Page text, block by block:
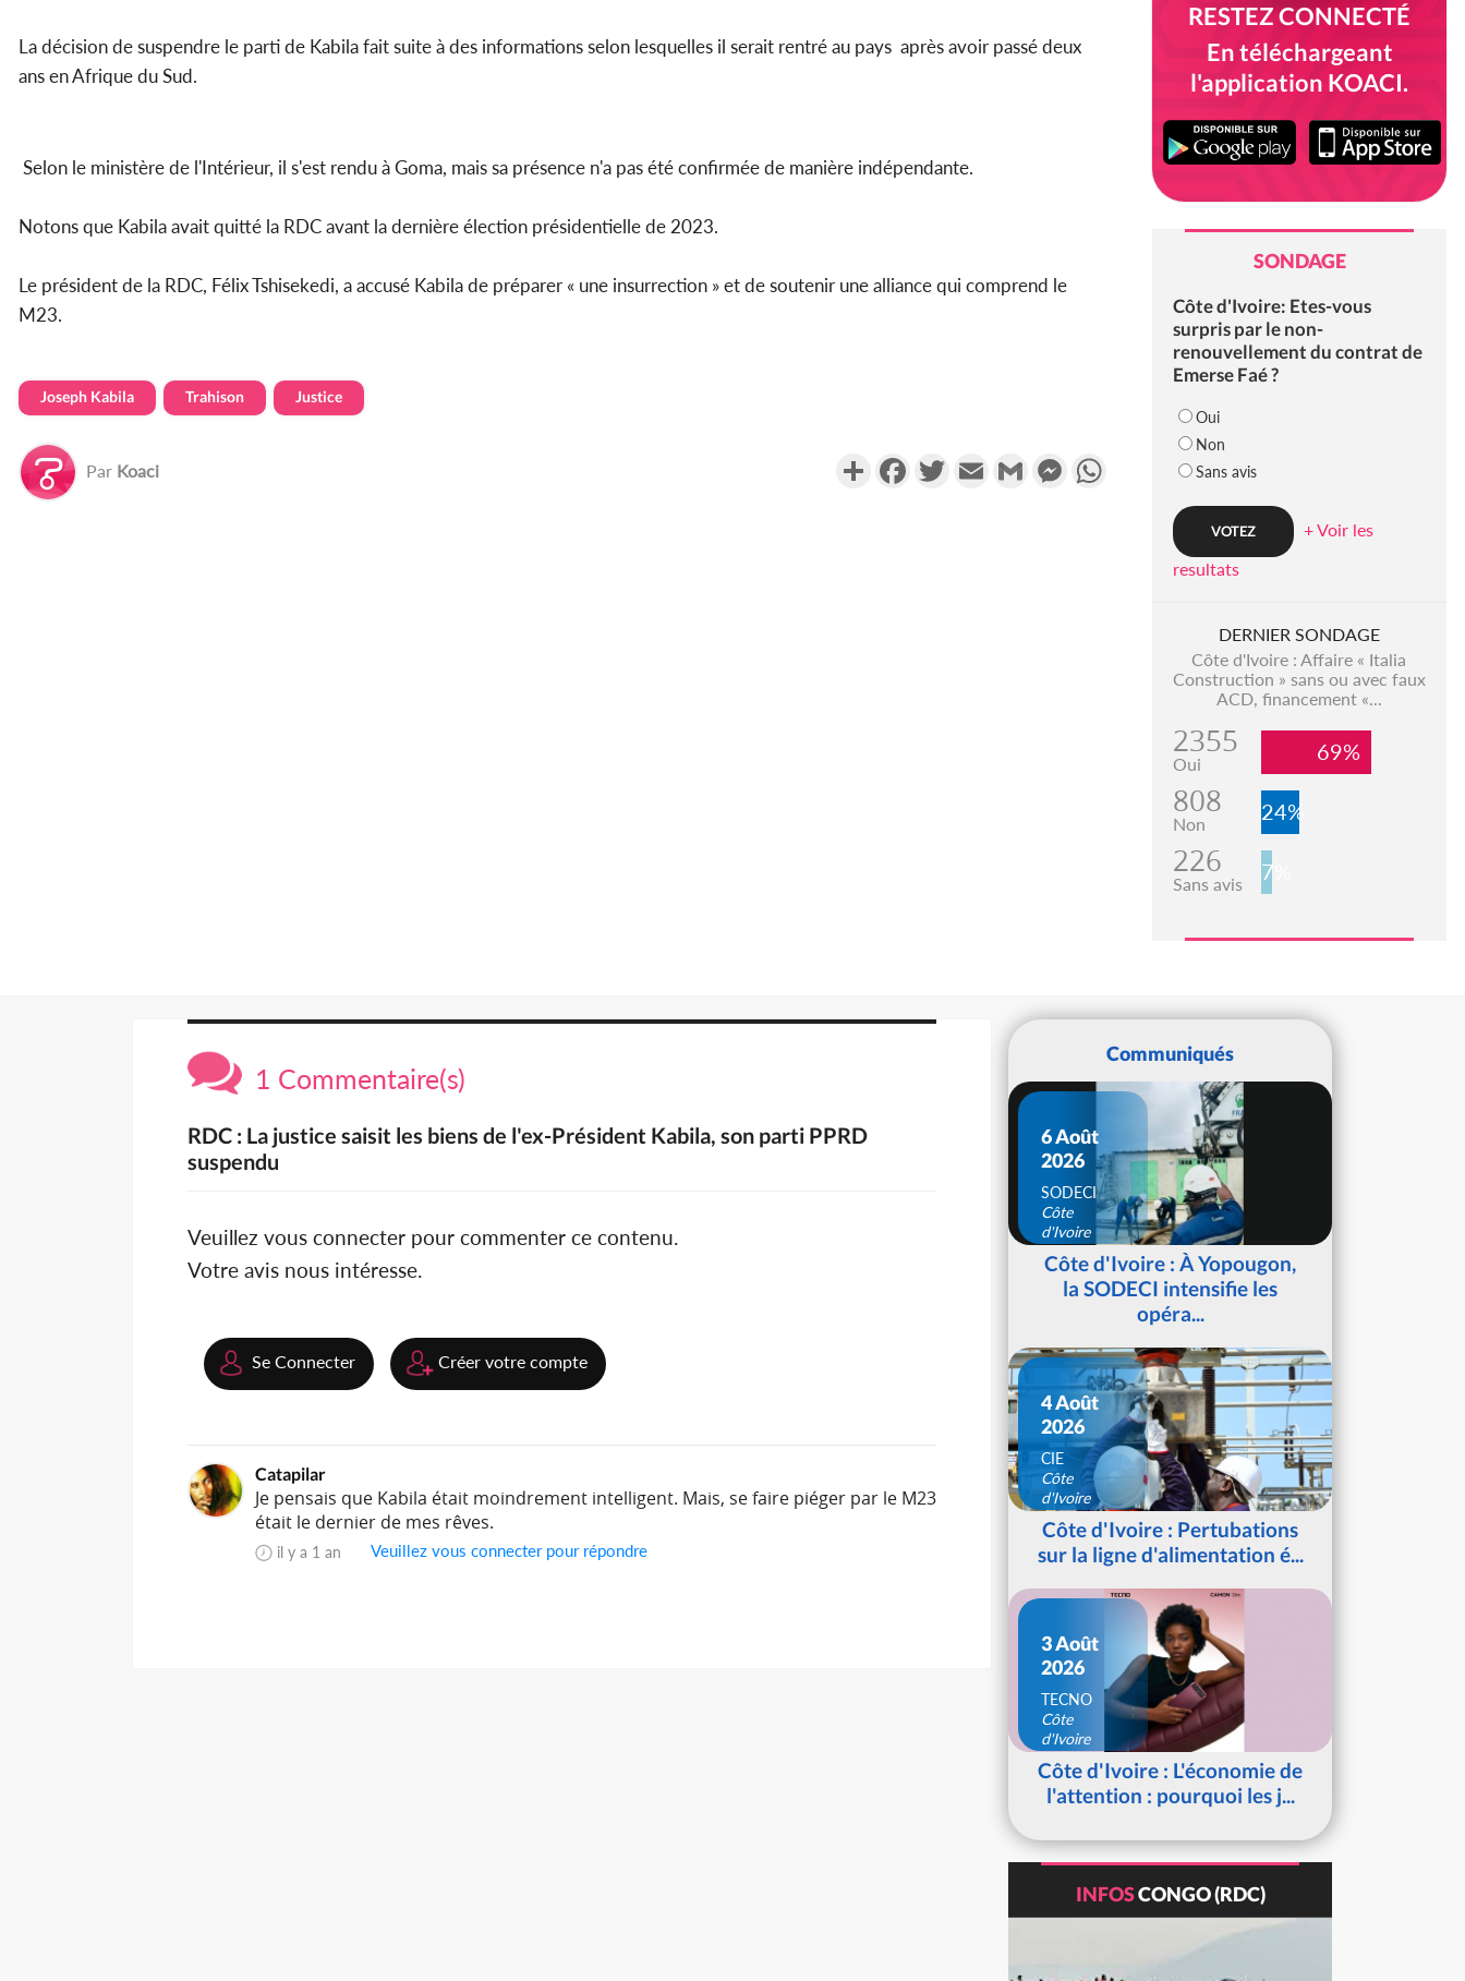
La décision de suspendre le parti de Kabila fait suite à des informations selon lesquelles il serait rentré au pays après avoir passé deux
ans en Afrique du Sud.
Selon le ministère de l'Intérieur, il s'est rendu à Goma, mais sa présence n'a pas été confirmée de manière indépendante.
Notons que Kabila avait quitté la RDC avant la dernière élection présidentielle de 2023.
Le président de la RDC, Félix Tshisekedi, a accusé Kabila de préparer « une insurrection » et de soutenir une alliance qui comprend le
M23.
Joseph Kabila Trahison Justice
Par Koaci PartagerFacebookTwitterEmail Gmail MessengerWhatsApp
RESTEZ CONNECTÉ
En téléchargeant
l'application KOACI.
SONDAGE
Côte d'Ivoire: Etes-vous
surpris par le non-
renouvellement du contrat de
Emerse Faé ?
Oui
Non
Sans avis
+ Voir les
resultats
DERNIER SONDAGE
Côte d'Ivoire : Affaire « Italia
Construction » sans ou avec faux
ACD, financement «...
2355
Oui 69%
808
Non 24%
226
Sans avis 7%
1 Commentaire(s)
RDC : La justice saisit les biens de l'ex-Président Kabila, son parti PPRD
suspendu
Veuillez vous connecter pour commenter ce contenu.
Votre avis nous intéresse.
Se Connecter Créer votre compte
Catapilar
Je pensais que Kabila était moindrement intelligent. Mais, se faire piéger par le M23
était le dernier de mes rêves.
il y a 1 an Veuillez vous connecter pour répondre
Communiqués
6 Août
2026
SODECI
Côte
d'Ivoire
Côte d'Ivoire : À Yopougon,
la SODECI intensifie les
opéra...
4 Août
2026
CIE
Côte
d'Ivoire
Côte d'Ivoire : Pertubations
sur la ligne d'alimentation é...
3 Août
2026
TECNO
Côte
d'Ivoire
Côte d'Ivoire : L'économie de
l'attention : pourquoi les j...
INFOSCONGO (RDC)